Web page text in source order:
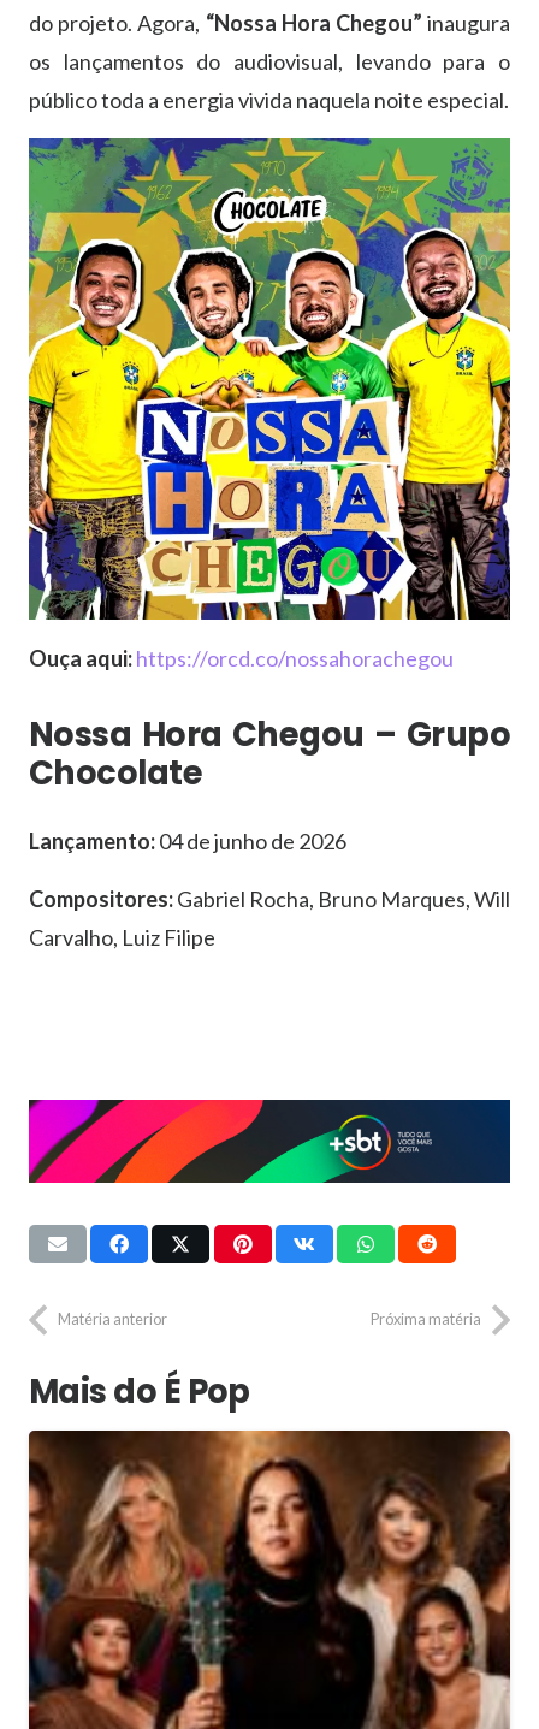
do projeto. Agora, “Nossa Hora Chegou” inaugura
os lançamentos do audiovisual, levando para o
público toda a energia vivida naquela noite especial.
Ouça aqui:https://orcd.co/nossahorachegou
Nossa Hora Chegou – Grupo
Chocolate
Lançamento:04 de junho de 2026
Compositores:Gabriel Rocha, Bruno Marques, Will
Carvalho, Luiz Filipe
Matéria anterior Próxima matéria
Mais do É Pop